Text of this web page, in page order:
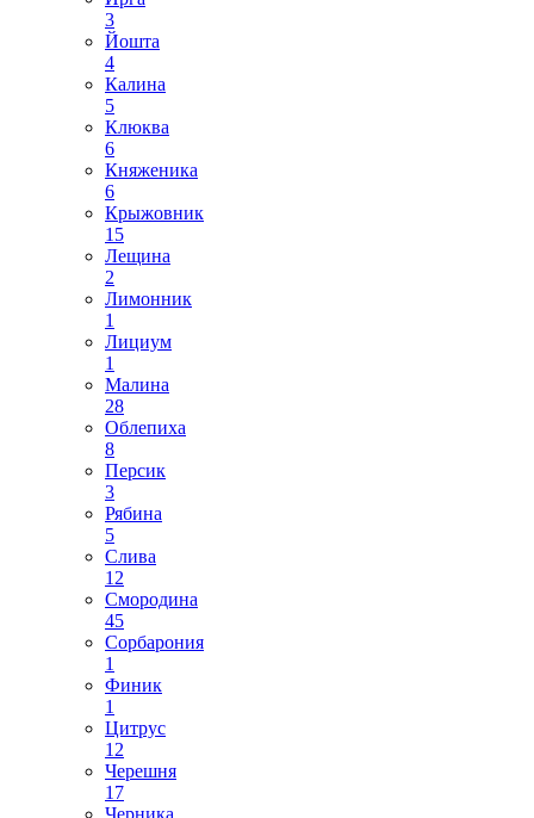
3
Йошта
4
Калина
5
Клюква
6
Княженика
6
Крыжовник
15
Лещина
2
Лимонник
1
Лициум
1
Малина
28
Облепиха
8
Персик
3
Рябина
5
Слива
12
Смородина
45
Сорбарония
1
Финик
1
Цитрус
12
Черешня
17
Черника